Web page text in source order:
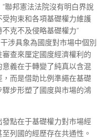
聯邦憲法法院沒有明白界說
拘束和各項基礎權力維護
克不及侵略基礎權力”
涉具象為國度對市場中個別
查來厘定國度經濟權利的
義在于轉變了純真以含混
而是借助比例準繩在基礎
步形塑了國度與市場的鴻
點在于基礎權力對市場經
列國的經歷存在共通性。